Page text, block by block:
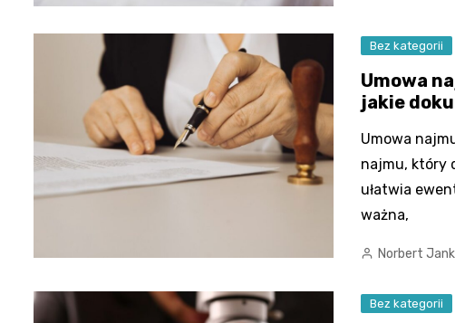
Bez kategorii
Umowa
jakie
Umowa
najmu, który
ułatwia
ważna,
Norbert
Bez kategorii